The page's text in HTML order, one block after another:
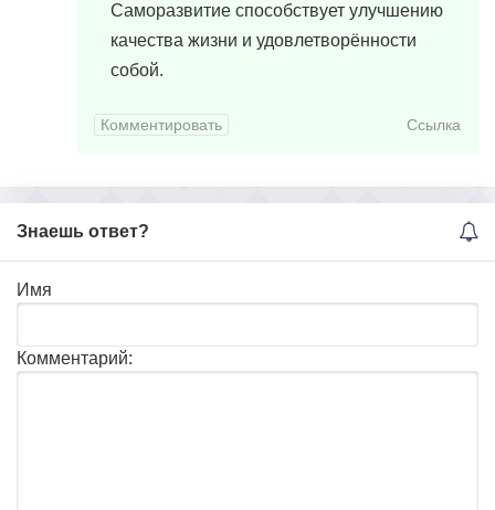
Саморазвитие способствует улучшению
качества жизни и удовлетворённости
собой.
Комментировать Ссылка
Знаешь ответ?
Имя
Комментарий: